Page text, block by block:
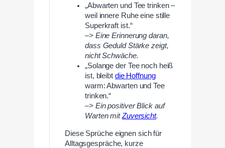
„Abwarten und Tee trinken –
weil innere Ruhe eine stille
Superkraft ist.“
–> Eine Erinnerung daran,
dass Geduld Stärke zeigt,
nicht Schwäche.
„Solange der Tee noch heiß
ist, bleibt die Hoffnung
warm: Abwarten und Tee
trinken.“
–> Ein positiver Blick auf
Warten mitZuversicht.
Diese Sprüche eignen sich für
Alltagsgespräche, kurze